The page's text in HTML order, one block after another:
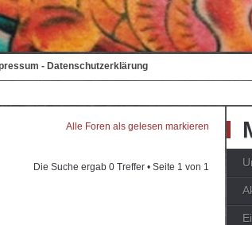
- Datenschutzerklärung
Alle Foren als gelesen markieren
Die Suche ergab 0 Treffer • Seite 1 von 1